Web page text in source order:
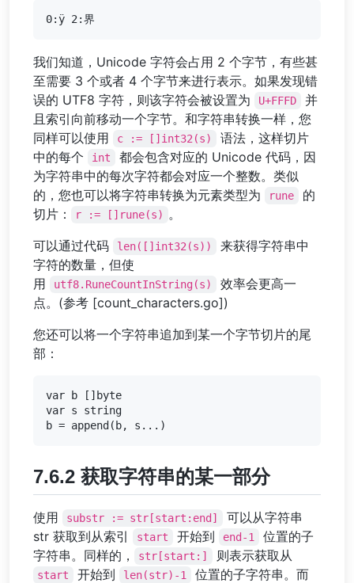
我们知道，Unicode 字符会占用 2 个字节，有些甚
至需要 3 个或者 4 个字节来进行表示。如果发现错
误的 UTF8 字符，则该字符会被设置为
U+FFFD
并
且索引向前移动一个字节。和字符串转换一样，您
同样可以使用
c := []int32(s)
语法，这样切片
中的每个
int
都会包含对应的 Unicode 代码，因
为字符串中的每次字符都会对应一个整数。类似
的，您也可以将字符串转换为元素类型为
rune
的
切片：
r := []rune(s)
。
可以通过代码
len([]int32(s))
来获得字符串中
字符的数量，但使
用
utf8.RuneCountInString(s)
效率会更高一
点。(参考 [count_characters.go])
您还可以将一个字符串追加到某一个字节切片的尾
部：
var b []byte
var s string
7.6.2 获取字符串的某一部分
使用 substr := str[start:end]
可以从字符串
str 获取到从索引
start 开始到 end-1
位置的子
字符串。同样的，
str[start:] 则表示获取从
start 开始到 len(str)-1 位置的子字符串。而